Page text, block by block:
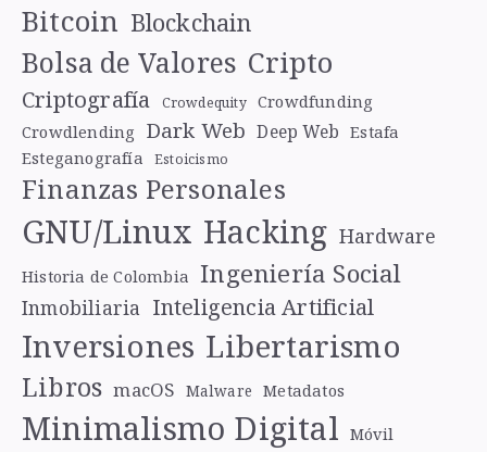
Bitcoin Blockchain
Bolsa de Valores Cripto
Criptografía Crowdequity
Crowdfunding
Crowdlending Dark Web Deep Web Estafa
Esteganografía
Estoicismo
Finanzas Personales
GNU/Linux Hacking Hardware
Historia de Colombia Ingeniería Social
Inmobiliaria Inteligencia Artificial
Inversiones Libertarismo
Libros macOS Malware Metadatos
Minimalismo Digital Móvil